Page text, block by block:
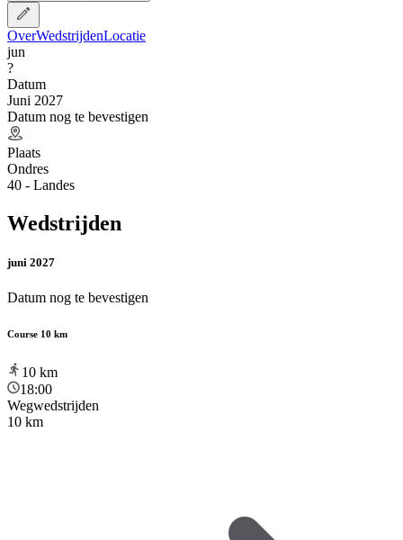
OverWedstrijdenLocatie
jun
?
Datum
Juni 2027
Datum nog te bevestigen
Plaats
Ondres
40 - Landes
Wedstrijden
juni 2027
Datum nog te bevestigen
Course 10 km
10 km
18:00
Wegwedstrijden
10 km